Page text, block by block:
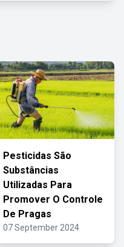
Pesticidas São
Substâncias
Utilizadas Para
Promover O Controle
De Pragas
07 September 2024